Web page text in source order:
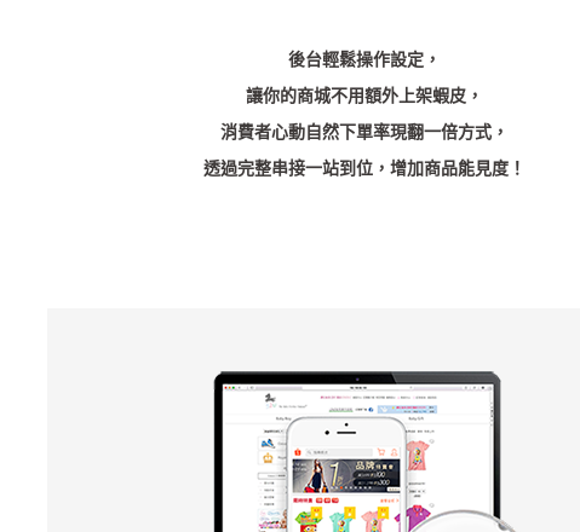
後台輕鬆操作設定，
讓你的商城不用額外上架蝦皮，
消費者心動自然下單率現翻一倍方式，
透過完整串接一站到位，增加商品能見度！